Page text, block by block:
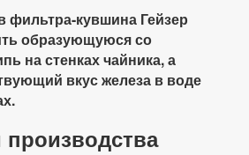
фильтра-кувшина Гейзер
образующуюся со
на стенках чайника, а
вкус железа в воде